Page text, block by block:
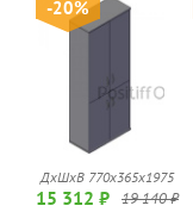
-20%
ДхШхВ 770х365х1975
15 312 ₽ 19 140 ₽